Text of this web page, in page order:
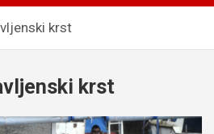
krst
krst